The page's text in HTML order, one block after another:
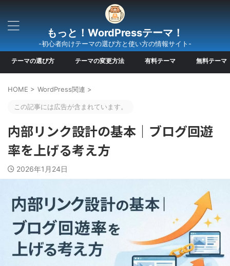
もっと！WordPressテーマ！
-初心者向けテーマの選び方と使い方の情報サイト-
テーマの選び方 テーマの変更方法 有料テーマ 無料テーマ
HOME > WordPress関連 >
この記事には広告が含まれています。
内部リンク設計の基本｜ブログ回遊
率を上げる考え方
2026年1月24日